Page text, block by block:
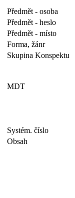
Předmět - osoba
Předmět - heslo
Předmět - místo
Forma, žánr
Skupina Konspektu
MDT
Systém. číslo
Obsah